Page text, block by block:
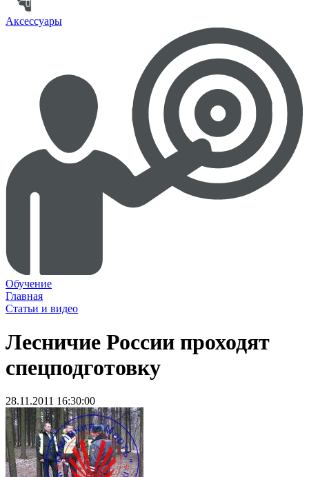
Аксессуары
Обучение
Главная
Статьи и видео
Лесничие России проходят
спецподготовку
28.11.2011 16:30:00